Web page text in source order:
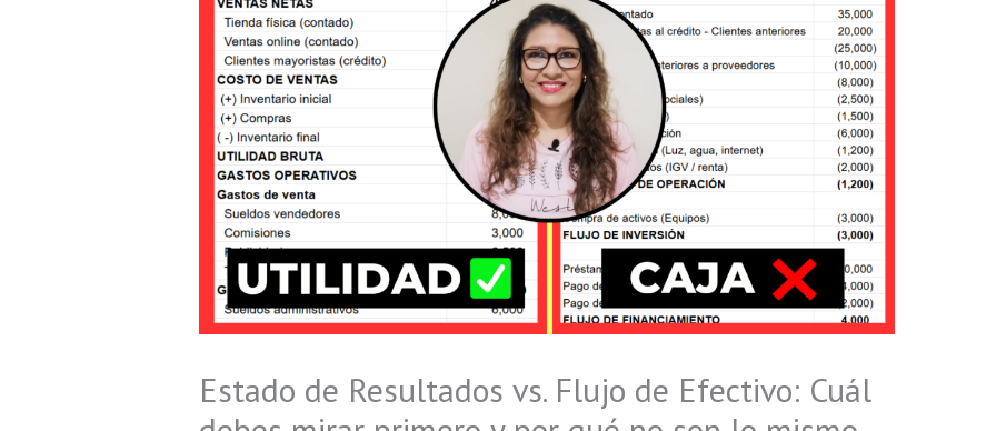
Estado de Resultados vs. Flujo de Efectivo: Cuál